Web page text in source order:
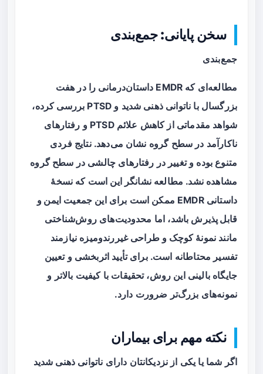
سخن پایانی: جمع‌بندی
جمع‌بندی
مطالعه‌ای که EMDR داستان‌درمانی را در هفت
بزرگسال با ناتوانی ذهنی شدید و PTSD بررسی کرده،
شواهد مقدماتی از کاهش علائم PTSD و رفتارهای
ناکارآمد در سطح گروه نشان می‌دهد. نتایج فردی
متنوع بوده و تغییر در رفتارهای چالشی در سطح گروه
مشاهده نشد. مطالعه نشانگر این است که نسخهٔ
داستانی EMDR ممکن است برای این جمعیت
ایمن و
قابل پذیرش باشد، اما محدودیت‌های روش‌شناختی
مانند نمونهٔ کوچک و طراحی غیررندومیزه نیازمند
تفسیر محتاطانه است. برای تأیید اثربخشی و تعیین
جایگاه بالینی این روش، تحقیقات با کیفیت بالاتر و
نمونه‌های بزرگ‌تر ضرورت دارد.
نکته مهم برای بیماران
اگر شما یا یکی از نزدیکانتان دارای ناتوانی ذهنی شدید